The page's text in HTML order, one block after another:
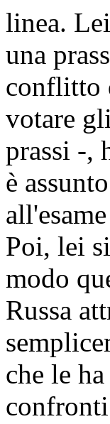
linea.
una
conflitto
votare
prassi -,
è
Poi, lei
modo
Russa
che le